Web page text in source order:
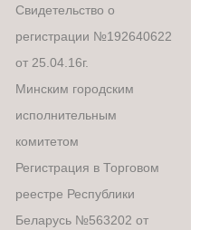
Свидетельство о
регистрации №192640622
от 25.04.16г.
Минским городским
исполнительным
комитетом
Регистрация в Торговом
реестре Республики
Беларусь №563202 от